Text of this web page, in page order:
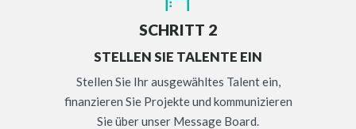
SCHRITT 2
STELLEN SIE TALENTE EIN
Stellen Sie Ihr ausgewähltes Talent ein,
finanzieren Sie Projekte und kommunizieren
Sie über unser Message Board.